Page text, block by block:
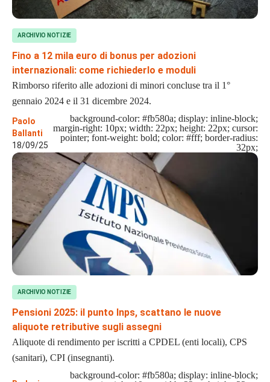
ARCHIVIO NOTIZIE
Fino a 12 mila euro di bonus per adozioni
internazionali: come richiederlo e moduli
Rimborso riferito alle adozioni di minori concluse tra il 1°
gennaio 2024 e il 31 dicembre 2024.
Paolo
Ballanti
18/09/25
background-color: #fb580a; display: inline-block;
margin-right: 10px; width: 22px; height: 22px; cursor:
pointer; font-weight: bold; color: #fff; border-radius:
32px;
ARCHIVIO NOTIZIE
Pensioni 2025: il punto Inps, scattano le nuove
aliquote retributive sugli assegni
Aliquote di rendimento per iscritti a CPDEL (enti locali), CPS
(sanitari), CPI (insegnanti).
background-color: #fb580a; display: inline-block;